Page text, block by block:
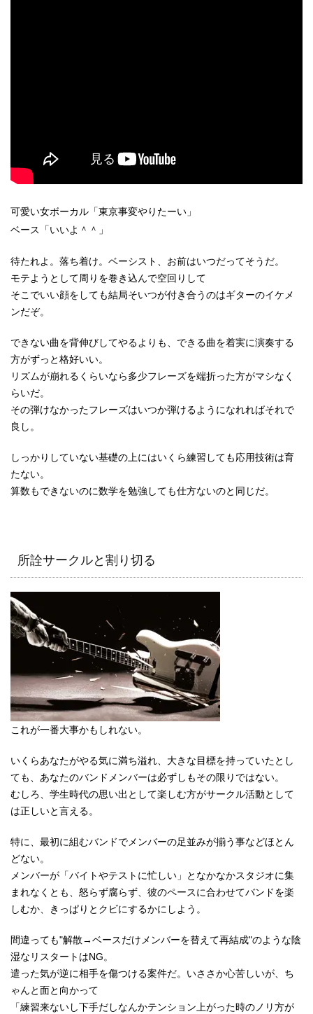
可愛い女ボーカル「東京事変やりたーい」
ベース「いいよ＾＾」
待たれよ。落ち着け。ベーシスト、お前はいつだってそうだ。
モテようとして周りを巻き込んで空回りして
そこでいい顔をしても結局そいつが付き合うのはギターのイケメ
ンだぞ。
できない曲を背伸びしてやるよりも、できる曲を着実に演奏する
方がずっと格好いい。
リズムが崩れるくらいなら多少フレーズを端折った方がマシなく
らいだ。
その弾けなかったフレーズはいつか弾けるようになれればそれで
良し。
しっかりしていない基礎の上にはいくら練習しても応用技術は育
たない。
算数もできないのに数学を勉強しても仕方ないのと同じだ。
所詮サークルと割り切る
これが一番大事かもしれない。
いくらあなたがやる気に満ち溢れ、大きな目標を持っていたとし
ても、あなたのバンドメンバーは必ずしもその限りではない。
むしろ、学生時代の思い出として楽しむ方がサークル活動として
は正しいと言える。
特に、最初に組むバンドでメンバーの足並みが揃う事などほとん
どない。
メンバーが「バイトやテストに忙しい」となかなかスタジオに集
まれなくとも、怒らず腐らず、彼のペースに合わせてバンドを楽
しむか、きっぱりとクビにするかにしよう。
間違っても"解散→ベースだけメンバーを替えて再結成"のような陰
湿なリスタートはNG。
遣った気が逆に相手を傷つける案件だ。いささか心苦しいが、ち
ゃんと面と向かって
「練習来ないし下手だしなんかテンション上がった時のノリ方が